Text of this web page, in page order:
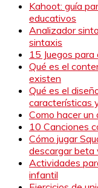
Kahoot: guía
educativos
Analizador
sintaxis
15 Juegos
Qué es el
existen
Qué es el
características
Como hacer
10 Canciones
Cómo jugar
descargar beta
Actividades
infantil